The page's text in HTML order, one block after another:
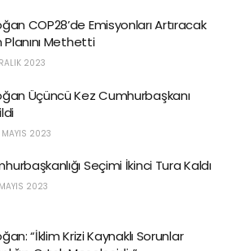
COP28’de Emisyonları Artıracak
Planını Methetti
2023
Üçüncü Kez Cumhurbaşkanı
2023
Seçimi İkinci Tura Kaldı
2023
“İklim Krizi Kaynaklı Sorunlar